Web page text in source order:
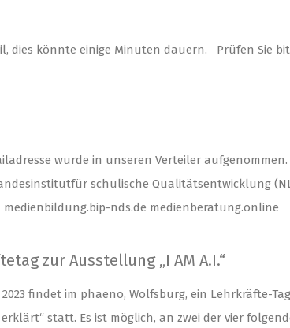
dies könnte einige Minuten dauern. Prüfen Sie
wurde in unseren Verteiler
schulische Qualitätsentwicklung
medienbildung.bip-nds.de medienberatung.online
zur Ausstellung „I AM A.I.“
2023 findet im phaeno, Wolfsburg, ein Lehrkräfte-
statt. Es ist möglich, an zwei der vier